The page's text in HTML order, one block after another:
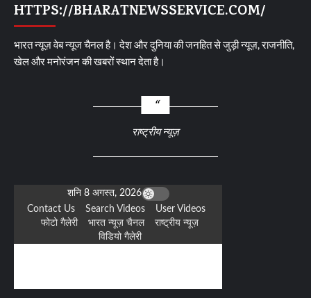
HTTPS://BHARATNEWSSERVICE.COM/
भारत न्यूज़ वेब न्यूज चैनल है। देश और दुनिया की जनहित से जुड़ी न्यूज़, राजनीति,
खेल और मनोरंजन की खबरों स्थान देता है।
राष्ट्रीय न्यूज़